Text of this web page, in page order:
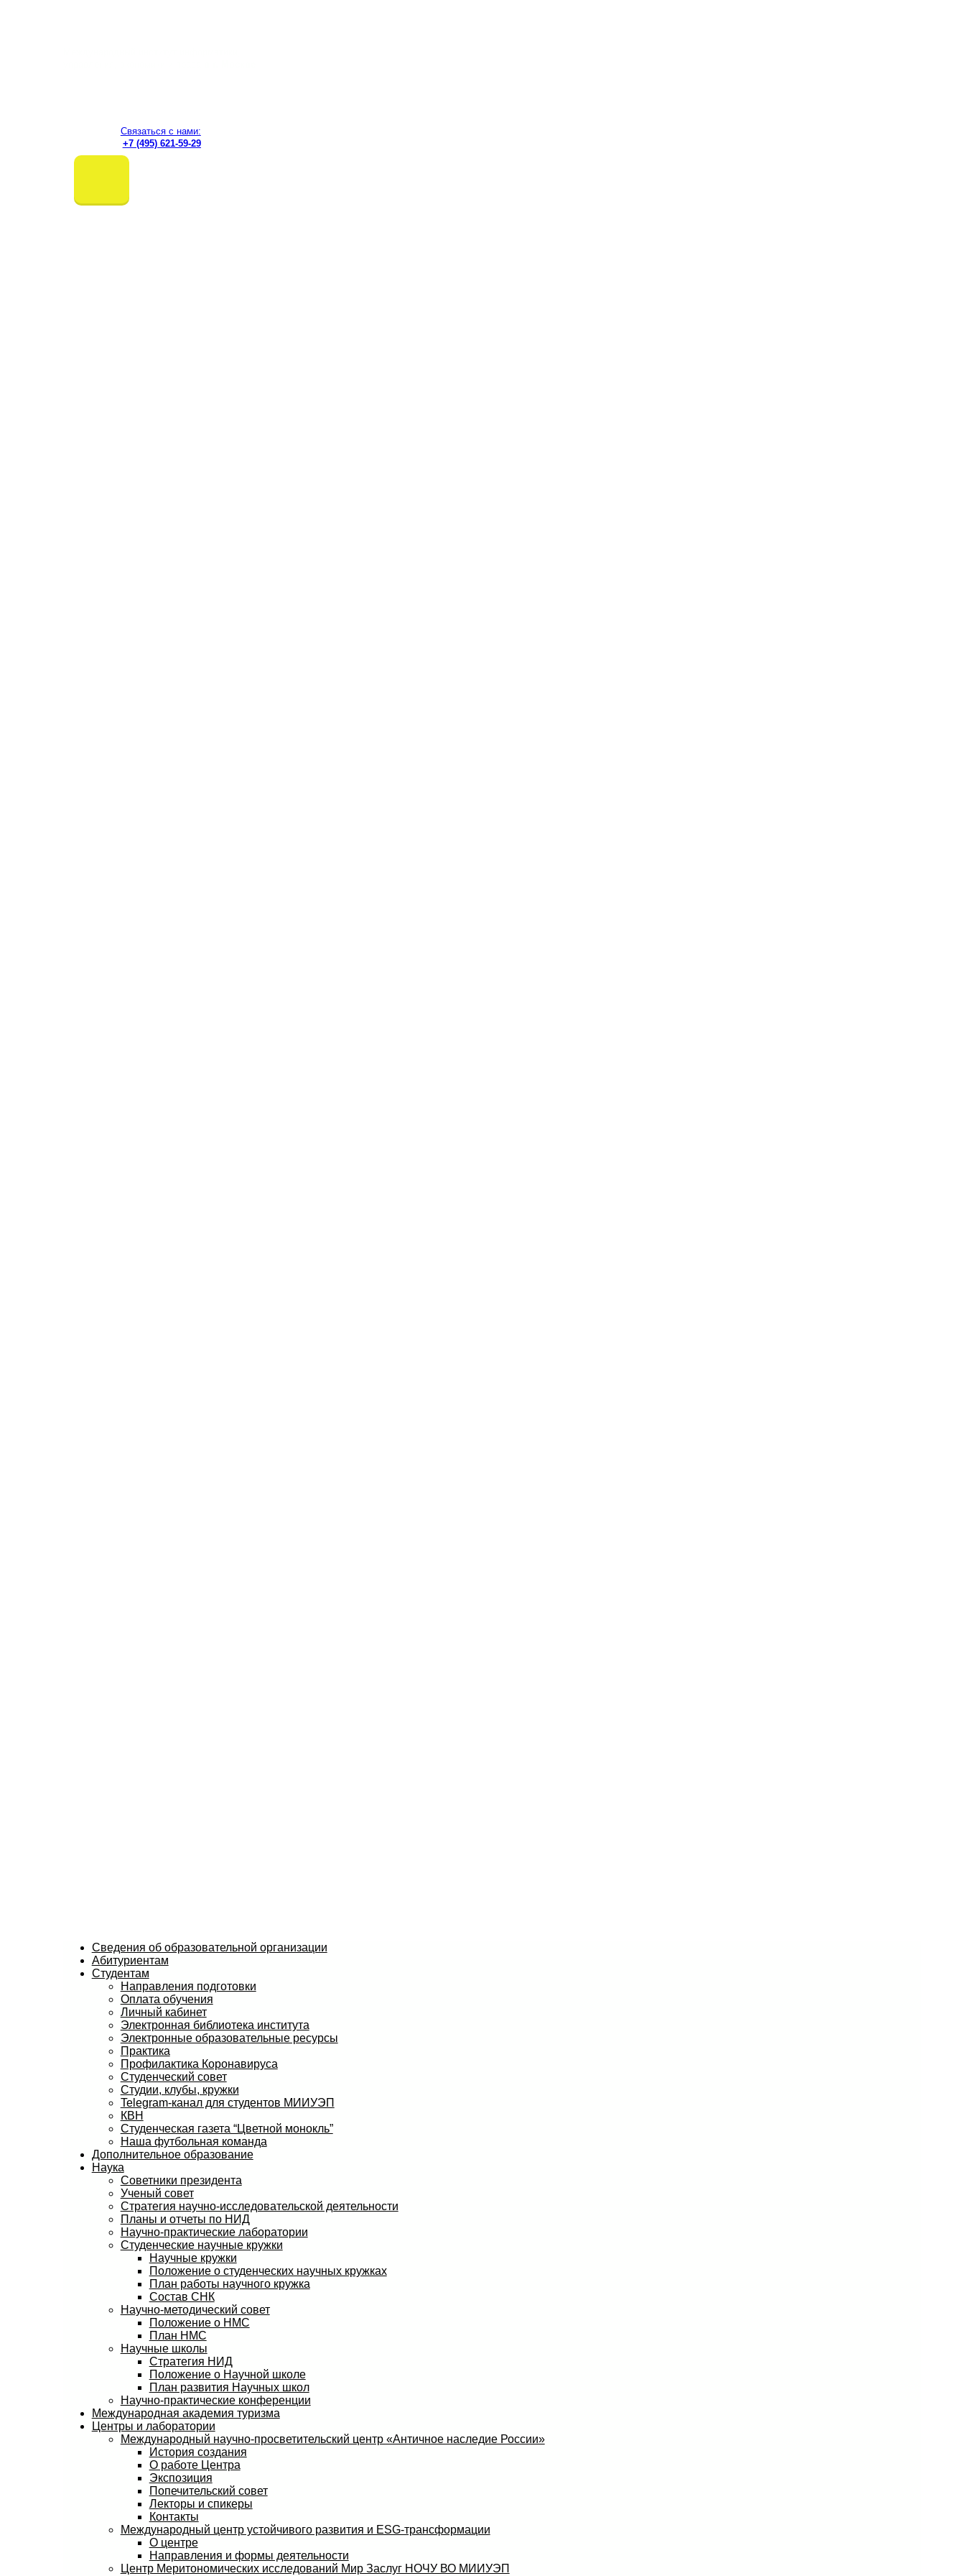
Связаться с нами:
+7 (495) 621-59-29
Сведения об образовательной организации
Абитуриентам
Студентам
Направления подготовки
Оплата обучения
Личный кабинет
Электронная библиотека института
Электронные образовательные ресурсы
Практика
Профилактика Коронавируса
Студенческий совет
Студии, клубы, кружки
Telegram-канал для студентов МИИУЭП
КВН
Студенческая газета “Цветной монокль”
Наша футбольная команда
Дополнительное образование
Наука
Советники президента
Ученый совет
Стратегия научно-исследовательской деятельности
Планы и отчеты по НИД
Научно-практические лаборатории
Студенческие научные кружки
Научные кружки
Положение о студенческих научных кружках
План работы научного кружка
Состав СНК
Научно-методический совет
Положение о НМС
План НМС
Научные школы
Стратегия НИД
Положение о Научной школе
План развития Научных школ
Научно-практические конференции
Международная академия туризма
Центры и лаборатории
Международный научно-просветительский центр «Античное наследие России»
История создания
О работе Центра
Экспозиция
Попечительский совет
Лекторы и спикеры
Контакты
Международный центр устойчивого развития и ESG-трансформации
О центре
Направления и формы деятельности
Центр Меритономических исследований Мир Заслуг НОЧУ ВО МИИУЭП